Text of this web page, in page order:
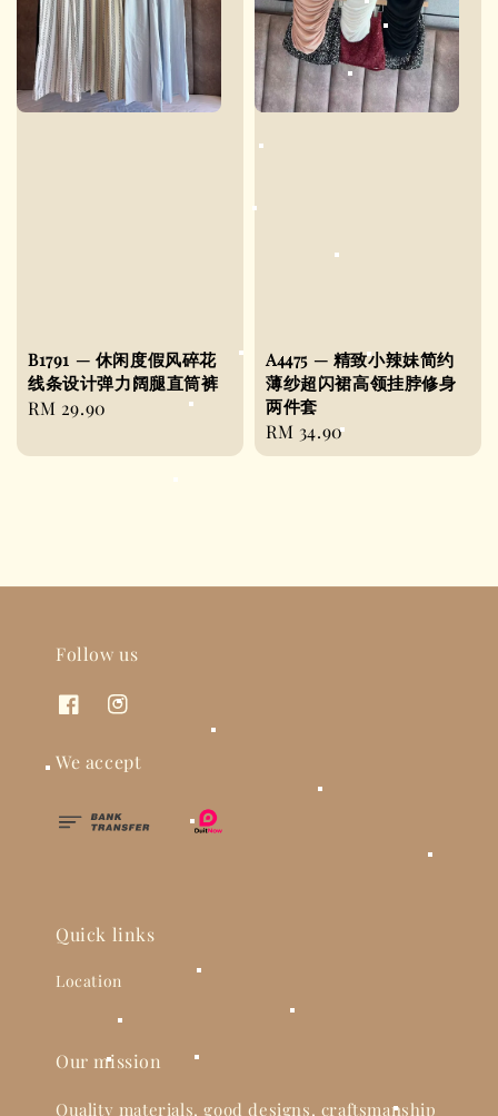
B1791 — 休闲度假风碎花
线条设计弹力阔腿直筒裤
Regular
RM 29.90
A4475 — 精致小辣妹简约
薄纱超闪裙高领挂脖修身
两件套
Regular
price
RM 34.90
Follow us
We accept
Quick links
Location
Our mission
Quality materials, good designs, craftsmanship